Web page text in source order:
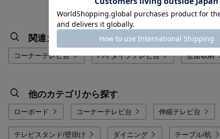
関連カテゴリから探す
コーナーテレビ台 ハイタイプテレビ台 壁面収納
他のカテゴリから探す
ローボード コーナーテレビ台 伸縮テレビ台
テレビスタンド/壁掛け ダイニング テーブル/机